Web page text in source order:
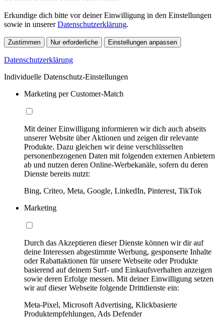
Erkundige dich bitte vor deiner Einwilligung in den Einstellungen
sowie in unsererDatenschutzerklärung.
Zustimmen Nur erforderliche Einstellungen anpassen
Datenschutzerklärung
Individuelle Datenschutz-Einstellungen
Marketing per Customer-Match
Mit deiner Einwilligung informieren wir dich auch abseits
unserer Website über Aktionen und zeigen dir relevante
Produkte. Dazu gleichen wir deine verschlüsselten
personenbezogenen Daten mit folgenden externen Anbietern
ab und nutzen deren Online-Werbekanäle, sofern du deren
Dienste bereits nutzt:
Bing, Criteo, Meta, Google, LinkedIn, Pinterest, TikTok
Marketing
Durch das Akzeptieren dieser Dienste können wir dir auf
deine Interessen abgestimmte Werbung, gesponserte Inhalte
oder Rabattaktionen für unsere Webseite oder Produkte
basierend auf deinem Surf- und Einkaufsverhalten anzeigen
sowie deren Erfolge messen. Mit deiner Einwilligung setzen
wir auf dieser Webseite folgende Drittdienste ein:
Meta-Pixel, Microsoft Advertising, Klickbasierte
Produktempfehlungen, Ads Defender